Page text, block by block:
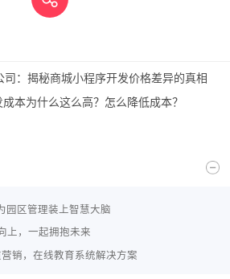
司：揭秘商城小程序开发价格差异的真相
本为什么这么高？怎么降低成本？
园区管理装上智慧大脑
上，一起拥抱未来
销，在线教育系统解决方案